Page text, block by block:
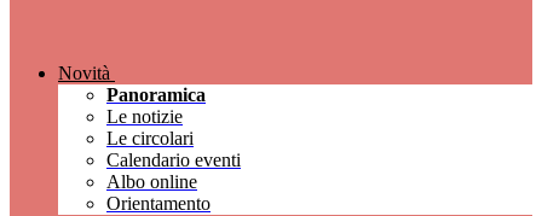
Novità
Panoramica
Le notizie
Le circolari
Calendario eventi
Albo online
Orientamento